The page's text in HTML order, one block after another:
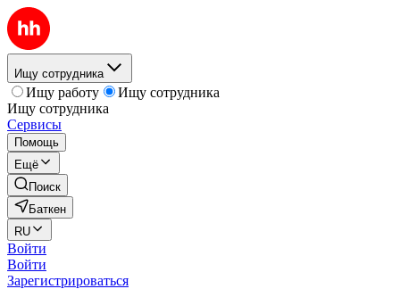
Ищу сотрудника
Ищу работу
Ищу сотрудника
Ищу сотрудника
Сервисы
Помощь
Ещё
Поиск
Баткен
RU
Войти
Войти
Зарегистрироваться